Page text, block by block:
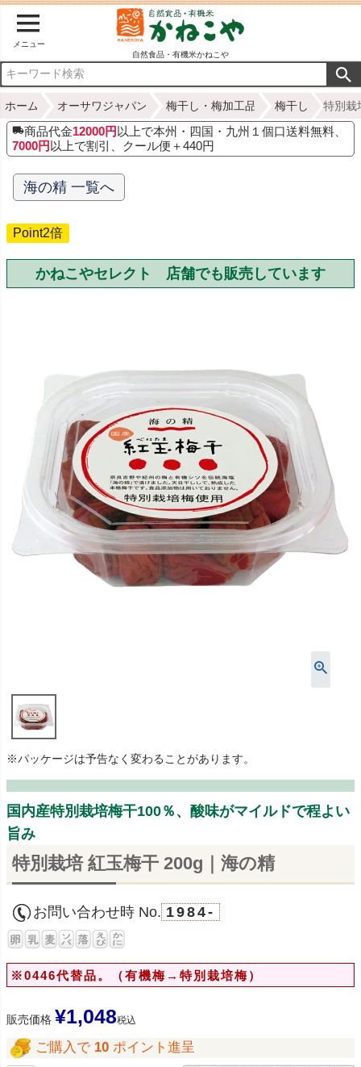
メニュー
自然食品・有機米かねこや
ホーム オーサワジャパン 梅干し・梅加工品 梅干し 特別栽
商品代金12000円 以上で本州・四国・九州１個口送料無料、
7000円 以上で割引、クール便＋440円
海の精 一覧へ
Point2倍
かねこやセレクト 店舗でも販売しています
※パッケージは予告なく変わることがあります。
国内産特別栽培梅干100％、酸味がマイルドで程よい
旨み
特別栽培 紅玉梅干 200g｜海の精
お問い合わせ時 No. 1984-
※0446代替品。（有機梅→特別栽培梅）
販売価格 ¥1,048税込
ご購入で 10 ポイント進呈